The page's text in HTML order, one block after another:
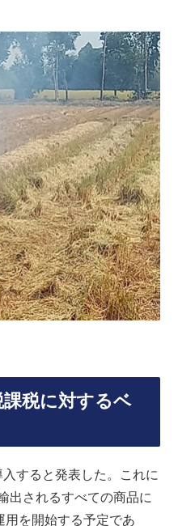
課税に対するベ
すると発表した。これに
出されるすべての商品に
を開始する予定であ